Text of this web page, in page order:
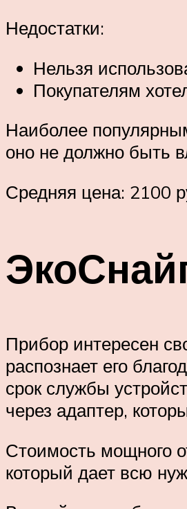
Недостатки:
Нельзя
Покупателям
Наиболее
оно не должно быть
Средняя цена: 2100
Прибор интересен
распознает его
срок службы
через адаптер,
Стоимость мощного
который дает всю